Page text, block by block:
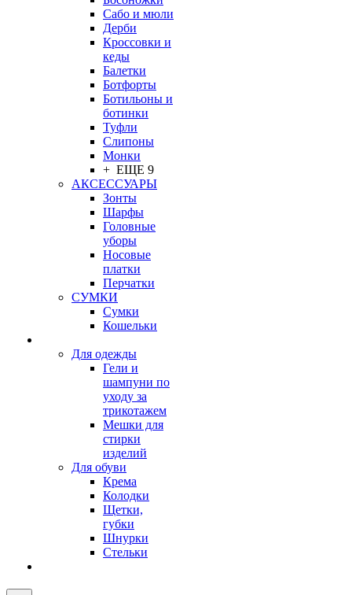
Сабо и мюли
Дерби
Кроссовки и
кеды
Балетки
Ботфорты
Ботильоны и
ботинки
Туфли
Слипоны
Монки
+ ЕЩЕ 9
АКСЕССУАРЫ
Зонты
Шарфы
Головные
уборы
Носовые
платки
Перчатки
СУМКИ
Сумки
Кошельки
Для одежды
Гели и
шампуни по
уходу за
трикотажем
Мешки для
стирки
изделий
Для обуви
Крема
Колодки
Щетки,
губки
Шнурки
Стельки